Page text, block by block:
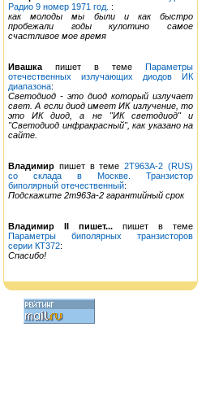
Радио 9 номер 1971 год. :
как молоды мы были и как быстро
пробежали годы кулотино самое
счастливое мое время
Ивашка пишет в теме Параметры
отечественных излучающих диодов ИК
диапазона:
Светодиод - это диод который излучает
свет. А если диод имеет ИК излучение, то
это ИК диод, а не "ИК светодиод" и
"Светодиод инфракрасный", как указано на
сайте.
Владимир пишет в теме2Т963А-2 (RUS)
со склада в Москве. Транзистор
биполярный отечественный:
Подскажите 2т963а-2 гарантийный срок
Владимир II пишет... пишет в теме
Параметры биполярных транзисторов
серии КТ372:
Спасибо!